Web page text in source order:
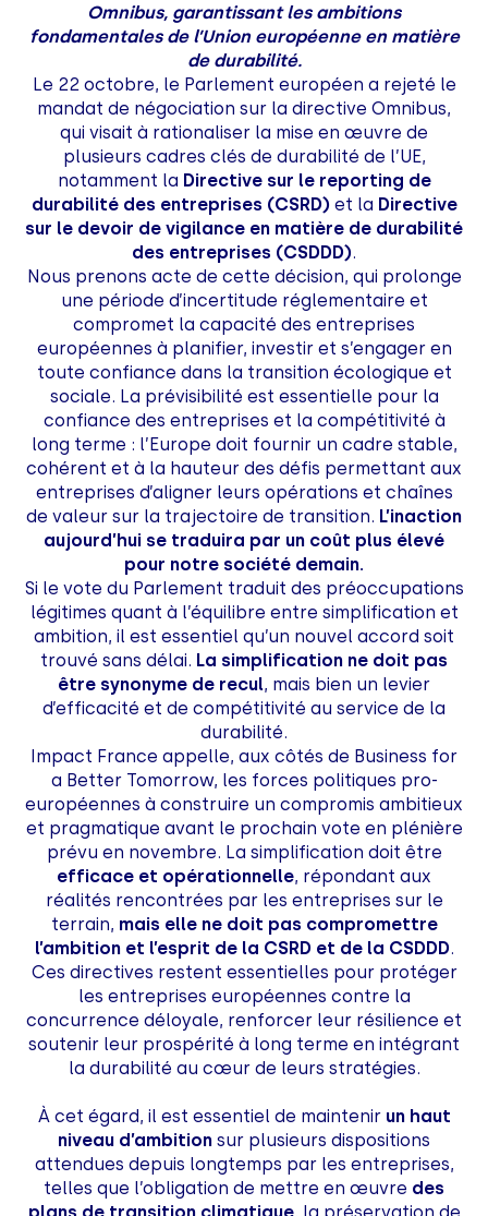
Omnibus, garantissant les ambitions
fondamentales de l’Union européenne en matière
de durabilité.
Le 22 octobre, le Parlement européen a rejeté le
mandat de négociation sur la directive Omnibus,
qui visait à rationaliser la mise en œuvre de
plusieurs cadres clés de durabilité de l’UE,
notamment la Directive sur le reporting de
durabilité des entreprises (CSRD) et la Directive
sur le devoir de vigilance en matière de durabilité
des entreprises (CSDDD).
Nous prenons acte de cette décision, qui prolonge
une période d’incertitude réglementaire et
compromet la capacité des entreprises
européennes à planifier, investir et s’engager en
toute confiance dans la transition écologique et
sociale. La prévisibilité est essentielle pour la
confiance des entreprises et la compétitivité à
long terme : l’Europe doit fournir un cadre stable,
cohérent et à la hauteur des défis permettant aux
entreprises d’aligner leurs opérations et chaînes
de valeur sur la trajectoire de transition. L’inaction
aujourd’hui se traduira par un coût plus élevé
pour notre société demain.
Si le vote du Parlement traduit des préoccupations
légitimes quant à l’équilibre entre simplification et
ambition, il est essentiel qu’un nouvel accord soit
trouvé sans délai. La simplification ne doit pas
être synonyme de recul, mais bien un levier
d’efficacité et de compétitivité au service de la
durabilité.
Impact France appelle, aux côtés de Business for
a Better Tomorrow, les forces politiques pro-
européennes à construire un compromis ambitieux
et pragmatique avant le prochain vote en plénière
prévu en novembre. La simplification doit être
efficace et opérationnelle, répondant aux
réalités rencontrées par les entreprises sur le
terrain, mais elle ne doit pas compromettre
l’ambition et l’esprit de la CSRD et de la CSDDD.
Ces directives restent essentielles pour protéger
les entreprises européennes contre la
concurrence déloyale, renforcer leur résilience et
soutenir leur prospérité à long terme en intégrant
la durabilité au cœur de leurs stratégies.
À cet égard, il est essentiel de maintenir un haut
niveau d’ambition sur plusieurs dispositions
attendues depuis longtemps par les entreprises,
telles que l’obligation de mettre en œuvre des
plans de transition climatique, la préservation de